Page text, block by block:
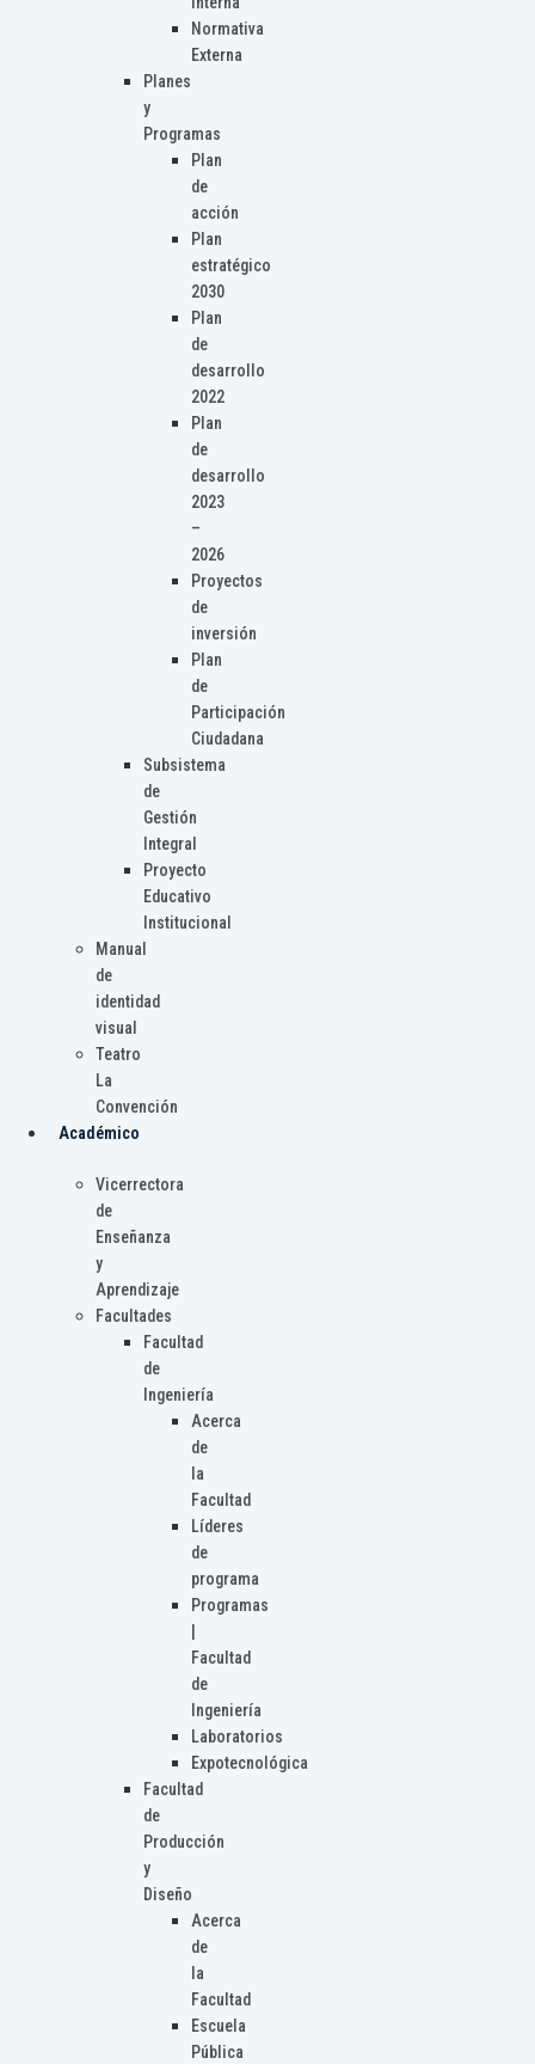
Normativa
Externa
Planes
y
Programas
Plan
de
acción
Plan
estratégico
2030
Plan
de
desarrollo
2022
Plan
de
desarrollo
2023
–
2026
Proyectos
de
inversión
Plan
de
Participación
Ciudadana
Subsistema
de
Gestión
Integral
Proyecto
Educativo
Institucional
Manual
de
identidad
visual
Teatro
La
Convención
Académico
Vicerrectora
de
Enseñanza
y
Aprendizaje
Facultades
Facultad
de
Ingeniería
Acerca
de
la
Facultad
Líderes
de
programa
Programas
Facultad
de
Ingeniería
Laboratorios
Expotecnológica
Facultad
de
Producción
y
Diseño
Acerca
de
la
Facultad
Escuela
Pública